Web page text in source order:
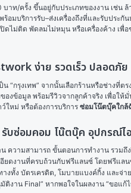
าท/ครั้ง ขึ้นอยู่กับประเภทของงาน เช่น
อมบริการรับ–ส่งเครื่องถึงที่และรับประกั
ปิดไม่ติด พัดลมไม่หมุน หรือเครื่องค้าง เ
ง่าย รวดเร็ว ปลอดภัย
น “กรุงเทพ” จากนั้นเลือกร้านหรือช่าง
องข้อมูล พร้อมรีวิวจากลูกค้าจริง เพื่อใ
ใหม่ หรือต้องการบริการ ซ่อมโน๊ตบุ๊คใกล้
รับซ่อมคอม โน๊ตบุ๊ค อุปกร
ความสามารถ ขั้นตอนการทำงาน รวมถึ
ยดงานที่ครบถ้วนกับฟรีแลนซ์ โดยฟรีแล
างทั้ง บัตรเครดิต, โมบายแบงค์กิ้ง และ
งาน Final” หากพอใจในผลงาน “ขอแ